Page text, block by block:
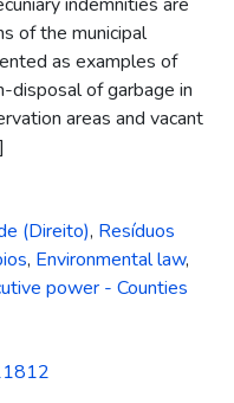
of the municipal
as examples of
disposal of garbage in
areas and vacant
(Direito), Resíduos
, Environmental law,
power - Counties